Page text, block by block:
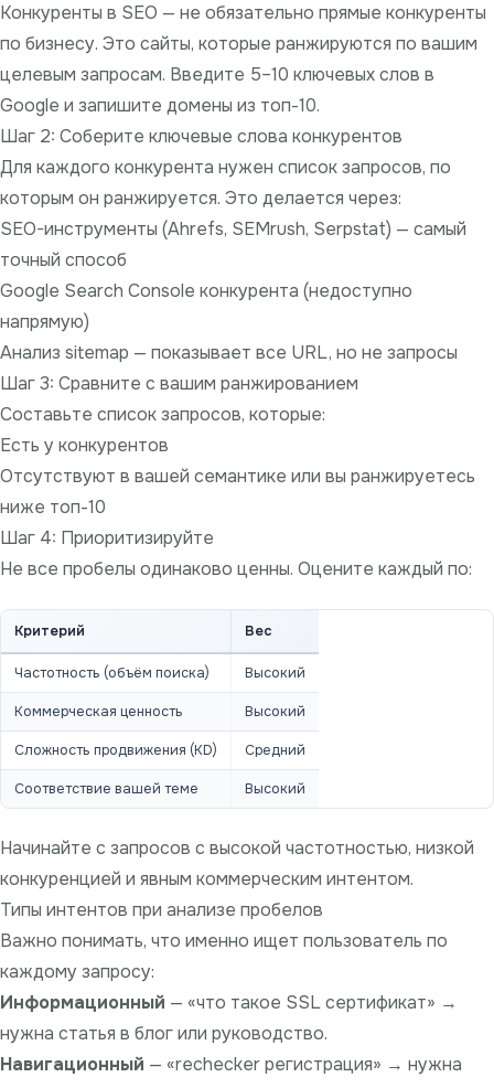
Конкуренты в SEO — не обязательно прямые конкуренты
по бизнесу. Это сайты, которые ранжируются по вашим
целевым запросам. Введите 5–10 ключевых слов в
Google и запишите домены из топ-10.
Шаг 2: Соберите ключевые слова конкурентов
Для каждого конкурента нужен список запросов, по
которым он ранжируется. Это делается через:
SEO-инструменты (Ahrefs, SEMrush, Serpstat) — самый
точный способ
Google Search Console конкурента (недоступно
напрямую)
Анализ sitemap — показывает все URL, но не запросы
Шаг 3: Сравните с вашим ранжированием
Составьте список запросов, которые:
Есть у конкурентов
Отсутствуют в вашей семантике или вы ранжируетесь
ниже топ-10
Шаг 4: Приоритизируйте
Не все пробелы одинаково ценны. Оцените каждый по:
Критерий Вес
Частотность (объём поиска) Высокий
Коммерческая ценность Высокий
Сложность продвижения (KD) Средний
Соответствие вашей теме Высокий
Начинайте с запросов с высокой частотностью, низкой
конкуренцией и явным коммерческим интентом.
Типы интентов при анализе пробелов
Важно понимать, что именно ищет пользователь по
каждому запросу:
Информационный — «что такое SSL сертификат» →
нужна статья в блог или руководство.
Навигационный — «rechecker регистрация» → нужна